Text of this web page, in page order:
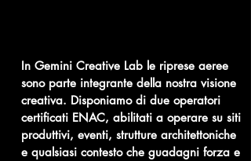
In Gemini Creative Lab le riprese aeree
sono parte integrante della nostra visione
creativa. Disponiamo di due operatori
certificati ENAC, abilitati a operare su siti
produttivi, eventi, strutture architettoniche
e qualsiasi contesto che guadagni forza e